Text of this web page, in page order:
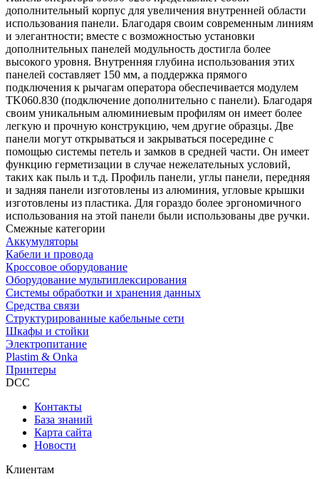
дополнительный корпус для увеличения внутренней области
использования панели. Благодаря своим современным линиям
и элегантности; вместе с возможностью установки
дополнительных панелей модульность достигла более
высокого уровня. Внутренняя глубина использования этих
панелей составляет 150 мм, а поддержка прямого
подключения к рычагам оператора обеспечивается модулем
TK060.830 (подключение дополнительно с панели). Благодаря
своим уникальным алюминиевым профилям он имеет более
легкую и прочную конструкцию, чем другие образцы. Две
панели могут открываться и закрываться посередине с
помощью системы петель и замков в средней части. Он имеет
функцию герметизации в случае нежелательных условий,
таких как пыль и т.д. Профиль панели, углы панели, передняя
и задняя панели изготовлены из алюминия, угловые крышки
изготовлены из пластика. Для гораздо более эргономичного
использования на этой панели были использованы две ручки.
Смежные категории
Аккумуляторы
Кабели и провода
Кроссовое оборудование
Оборудование мультиплексирования
Системы обработки и хранения данных
Средства связи
Структурированные кабельные сети
Шкафы и стойки
Электропитание
Plastim & Onka
Принтеры
DCC
Контакты
База знаний
Карта сайта
Новости
Клиентам